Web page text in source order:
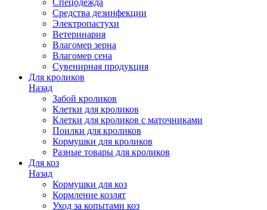
Спецодежда
Средства дезинфекции
Электропастухи
Ветеринария
Влагомер зерна
Влагомер сена
Сувенирная продукция
Для кроликов
Назад
Забой кроликов
Клетки для кроликов
Клетки для кроликов с маточниками
Поилки для кроликов
Кормушки для кроликов
Разные товары для кроликов
Для коз
Назад
Кормушки для коз
Кормление козлят
Уход за копытами коз